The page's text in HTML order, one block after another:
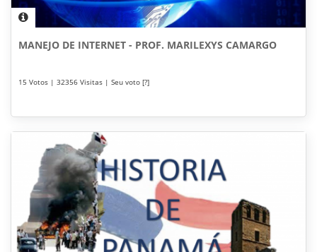
MANEJO DE INTERNET - PROF. MARILEXYS CAMARGO
15 Votos | 32356 Visitas | Seu voto [?]